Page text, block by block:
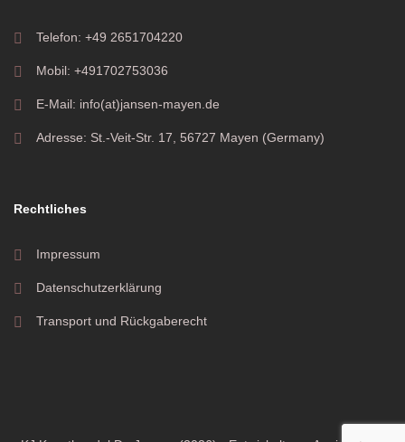
Telefon: +49 2651704220
Mobil: +491702753036
E-Mail: info(at)jansen-mayen.de
Adresse: St.-Veit-Str. 17, 56727 Mayen (Germany)
Rechtliches
Impressum
Datenschutzerklärung
Transport und Rückgaberecht